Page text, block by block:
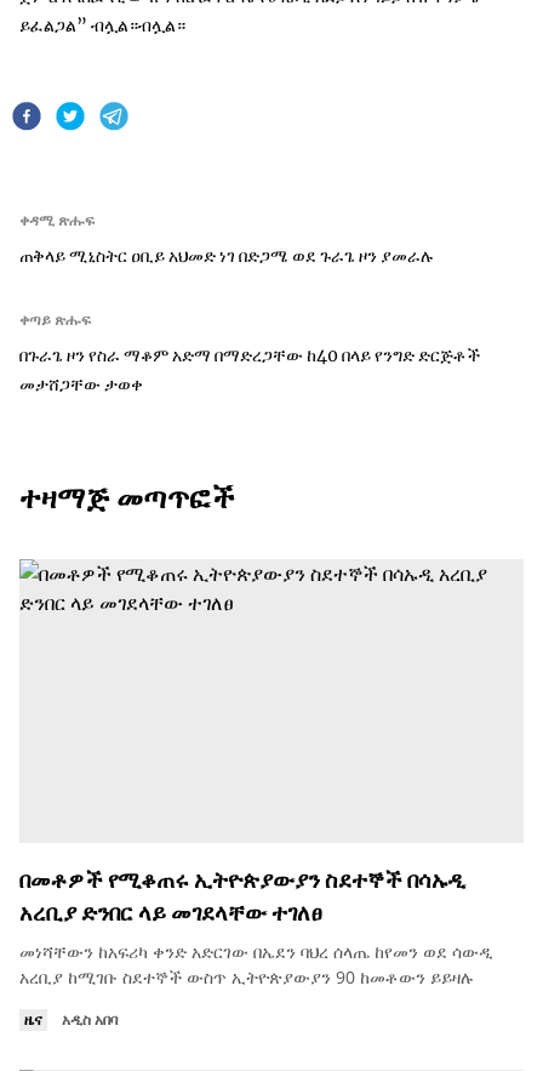
ይፈልጋል” ብሏል።ብሏል።
ቀዳሚ ጽሑፍ
ጠቅላይ ሚኒስትር ዐቢይ አህመድ ነገ በድጋሜ ወደ ጉራጌ ዞን ያመራሉ
ቀጣይ ጽሑፍ
በጉራጌ ዞን የስራ ማቆም አድማ በማድረጋቸው ከ40 በላይ የንግድ ድርጅቶች
መታሸጋቸው ታወቀ
ተዛማጅ መጣጥፎች
በመቶዎች የሚቆጠሩ ኢትዮጵያውያን ስደተኞች በሳኡዲ
አረቢያ ድንበር ላይ መገደላቸው ተገለፀ
መነሻቸውን ከአፍሪካ ቀንድ አድርገው በኤደን ባህረ ሰላጤ ከየመን ወደ ሳውዲ
አረቢያ ከሚገቡ ስደተኞች ውስጥ ኢትዮጵያውያን 90 ከመቶውን ይይዛሉ
ዜና አዲስ አበባ